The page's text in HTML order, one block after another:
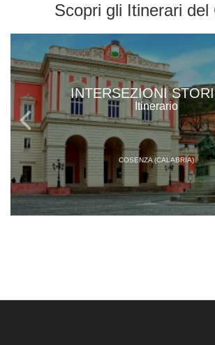
Scopri gli Itinerari del
INTERSEZIONI
Itinerario
COSENZA (CALABRIA)